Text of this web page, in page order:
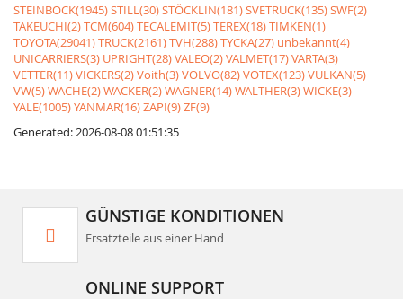
STEINBOCK(1945)STILL(30)STÖCKLIN(181)SVETRUCK(135)SWF(2)
TAKEUCHI(2)TCM(604)TECALEMIT(5)TEREX(18)TIMKEN(1)
TOYOTA(29041)TRUCK(2161)TVH(288)TYCKA(27) unbekannt(4)
UNICARRIERS(3) UPRIGHT(28)VALEO(2)VALMET(17)VARTA(3)
VETTER(11)VICKERS(2)Voith(3)VOLVO(82)VOTEX(123)VULKAN(5)
VW(5)WACHE(2)WACKER(2)WAGNER(14)WALTHER(3)WICKE(3)
YALE(1005)YANMAR(16)ZAPI(9)ZF(9)
Generated: 2026-08-08 01:51:35
GÜNSTIGE KONDITIONEN
Ersatzteile aus einer Hand
ONLINE SUPPORT